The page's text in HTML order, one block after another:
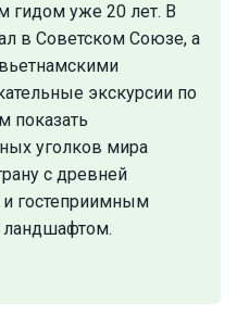
гидом уже 20 лет. В
в Советском Союзе, а
экскурсии по
показать
уголков мира
с древней
гостеприимным